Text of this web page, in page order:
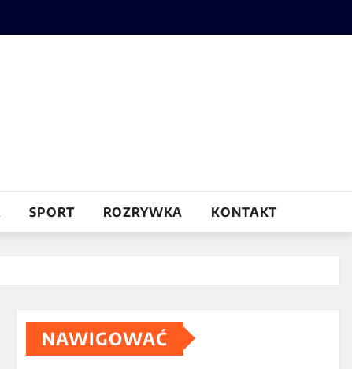
SPORT ROZRYWKA KONTAKT
NAWIGOWAĆ